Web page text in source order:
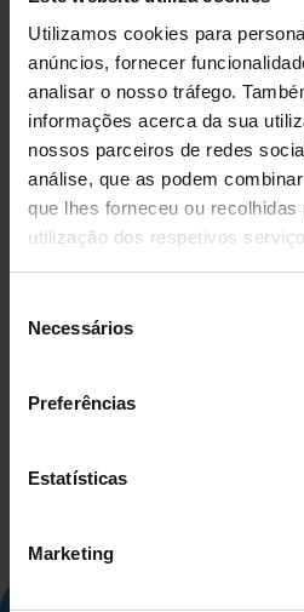
Utilizamos cookies para
anúncios, fornecer
analisar o nosso tráfego.
informações acerca da sua
nossos parceiros de redes
análise, que as podem
que lhes forneceu ou
utilização dos respetivos
Necessários
Preferências
Estatísticas
Marketing